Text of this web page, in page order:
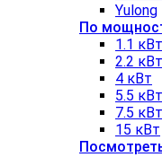
Yulong
По
1.1 кВт
2.2 кВт
4 кВт
5.5 кВт
7.5 кВт
15 кВт